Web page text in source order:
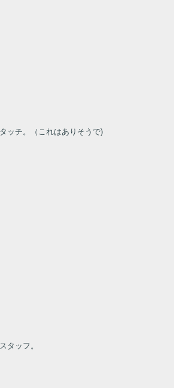
ッチ。（これはありそうで)
タッフ。